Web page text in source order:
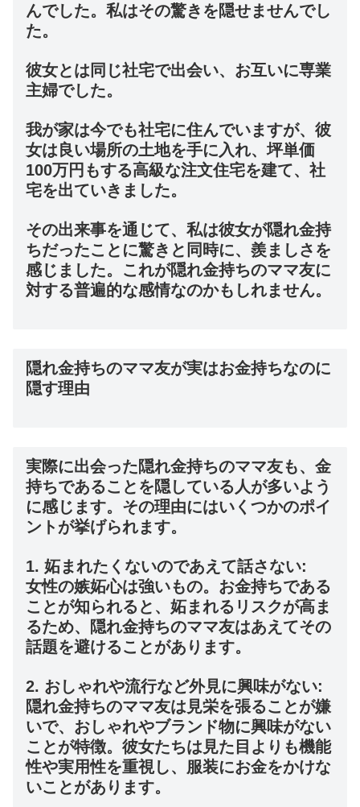
んでした。私はその驚きを隠せませんでし
た。
彼女とは同じ社宅で出会い、お互いに専業
主婦でした。
我が家は今でも社宅に住んでいますが、彼
女は良い場所の土地を手に入れ、坪単価
100万円もする高級な注文住宅を建て、社
宅を出ていきました。
その出来事を通じて、私は彼女が隠れ金持
ちだったことに驚きと同時に、羨ましさを
感じました。これが隠れ金持ちのママ友に
対する普遍的な感情なのかもしれません。
隠れ金持ちのママ友が実はお金持ちなのに
隠す理由
実際に出会った隠れ金持ちのママ友も、金
持ちであることを隠している人が多いよう
に感じます。その理由にはいくつかのポイ
ントが挙げられます。
1. 妬まれたくないのであえて話さない:
女性の嫉妬心は強いもの。お金持ちである
ことが知られると、妬まれるリスクが高ま
るため、隠れ金持ちのママ友はあえてその
話題を避けることがあります。
2. おしゃれや流行など外見に興味がない:
隠れ金持ちのママ友は見栄を張ることが嫌
いで、おしゃれやブランド物に興味がない
ことが特徴。彼女たちは見た目よりも機能
性や実用性を重視し、服装にお金をかけな
いことがあります。